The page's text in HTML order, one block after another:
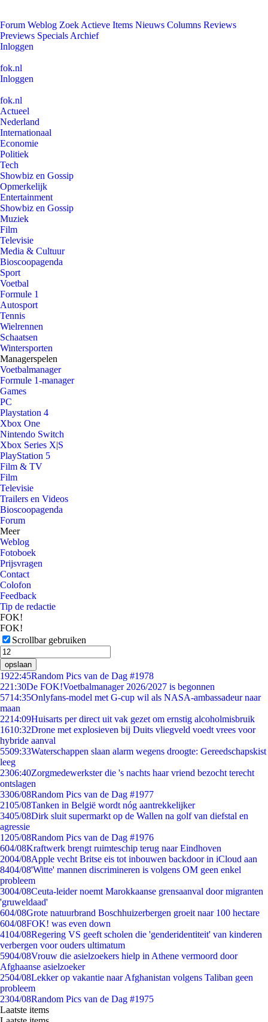
Forum Weblog Zoek Actieve Items Nieuws Columns Reviews
Previews Specials Archief
Inloggen
fok.nl
Inloggen
fok.nl
Actueel
Nederland
Internationaal
Economie
Politiek
Tech
Showbiz en Gossip
Opmerkelijk
Entertainment
Showbiz en Gossip
Muziek
Film
Televisie
Media & Cultuur
Bioscoopagenda
Sport
Voetbal
Formule 1
Autosport
Tennis
Wielrennen
Schaatsen
Wintersporten
Managerspelen
Voetbalmanager
Formule 1-manager
Games
PC
Playstation 4
Xbox One
Nintendo Switch
Xbox Series X|S
PlayStation 5
Film & TV
Film
Televisie
Trailers en Videos
Bioscoopagenda
Forum
Meer
Weblog
Fotoboek
Prijsvragen
Contact
Colofon
Feedback
Tip de redactie
FOK!
FOK!
Scrollbar gebruiken
opslaan
1922:45Random Pics van de Dag #1978
221:30De FOK!Voetbalmanager 2026/2027 is begonnen
5714:35Onlyfans-model met G-cup wil als NASA-ambassadeur naar
maan
2214:09Huisarts per direct uit vak gezet om ernstig alcoholmisbruik
1610:32Drone met explosieven bij Duits vliegveld voedt vrees voor
hybride aanval
5509:33Waterschappen slaan alarm wegens droogte: Gereedschapskist
leeg
2306:40Zorgmedewerkster die 's nachts haar vriend bezocht terecht
ontslagen
3306/08Random Pics van de Dag #1977
2105/08Tanken in België wordt nóg aantrekkelijker
3405/08Dirk sluit supermarkt op de Wallen na golf van diefstal en
agressie
1205/08Random Pics van de Dag #1976
604/08Kraftwerk brengt ruimteschip terug naar Eindhoven
2004/08Apple vecht Britse eis tot inbouwen backdoor in iCloud aan
8404/08'Witte' mannen discrimineren is volgens OM geen enkel
probleem
3004/08Ceuta-leider noemt Marokkaanse grensaanval door migranten
'gruweldaad'
604/08Grote natuurbrand Boschhuizerbergen groeit naar 100 hectare
604/08FOK! was even down
4104/08Regering VS geeft scholen die 'genderidentiteit' van kinderen
verbergen voor ouders ultimatum
5904/08Vrouw die asielzoekers hielp in Athene vermoord door
Afghaanse asielzoeker
2504/08Lekker op vakantie naar Afghanistan volgens Taliban geen
probleem
2304/08Random Pics van de Dag #1975
Laatste items